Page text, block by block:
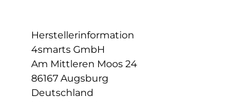
Herstellerinformation
4smarts GmbH
Am Mittleren Moos 24
86167 Augsburg
Deutschland